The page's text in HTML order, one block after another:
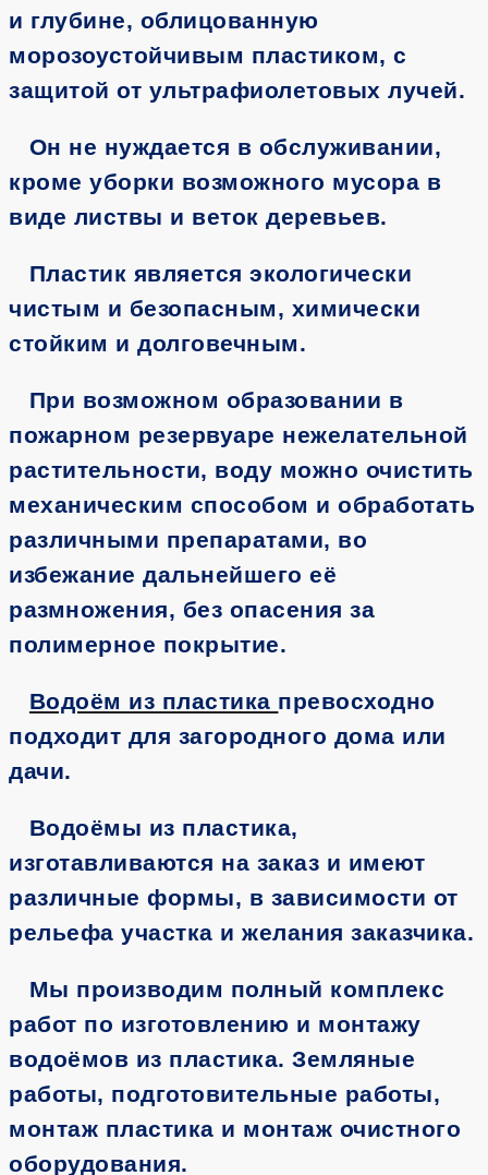
и глубине, облицованную
морозоустойчивым пластиком, с
защитой от ультрафиолетовых лучей.
Он не нуждается в обслуживании,
кроме уборки возможного мусора в
виде листвы и веток деревьев.
Пластик является экологически
чистым и безопасным, химически
стойким и долговечным.
При возможном образовании в
пожарном резервуаре нежелательной
растительности, воду можно очистить
механическим способом и обработать
различными препаратами, во
избежание дальнейшего её
размножения, без опасения за
полимерное покрытие.
Водоём из пластика превосходно
подходит для загородного дома или
дачи.
Водоёмы из пластика,
изготавливаются на заказ и имеют
различные формы, в зависимости от
рельефа участка и желания заказчика.
Мы производим полный комплекс
работ по изготовлению и монтажу
водоёмов из пластика. Земляные
работы, подготовительные работы,
монтаж пластика и монтаж очистного
оборудования.